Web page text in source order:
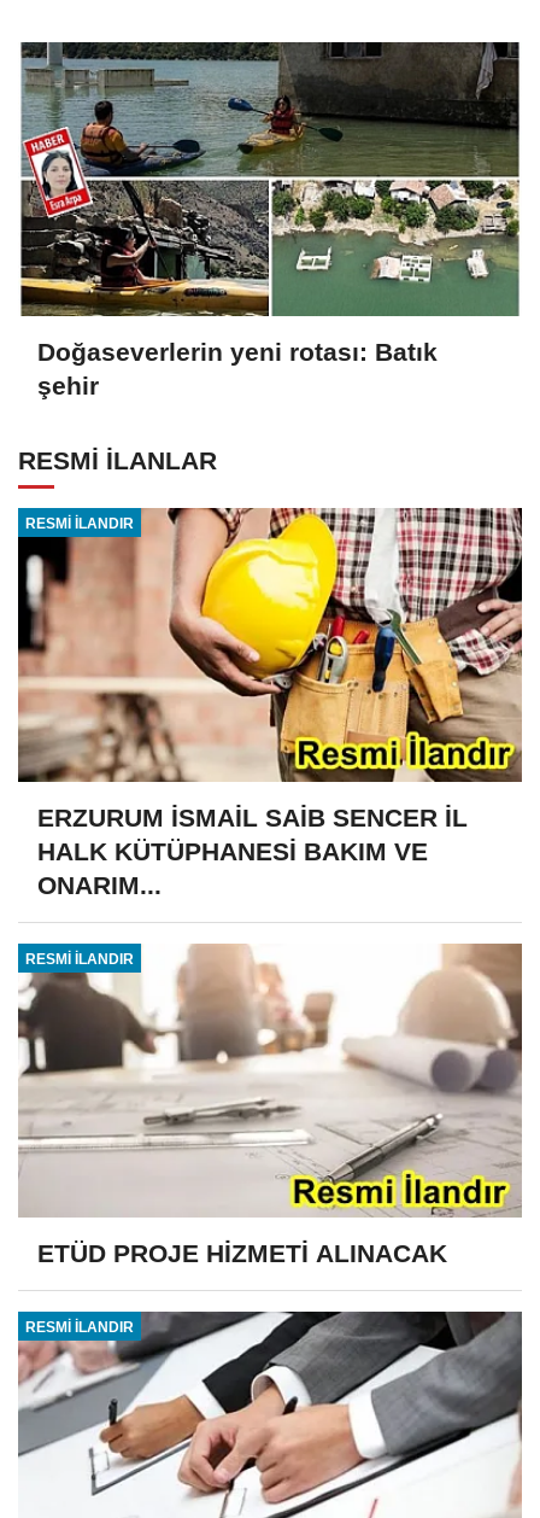
Doğaseverlerin yeni rotası: Batık
şehir
RESMİ İLANLAR
RESMİ İLANDIR
ERZURUM İSMAİL SAİB SENCER İL
HALK KÜTÜPHANESİ BAKIM VE
ONARIM...
RESMİ İLANDIR
ETÜD PROJE HİZMETİ ALINACAK
RESMİ İLANDIR